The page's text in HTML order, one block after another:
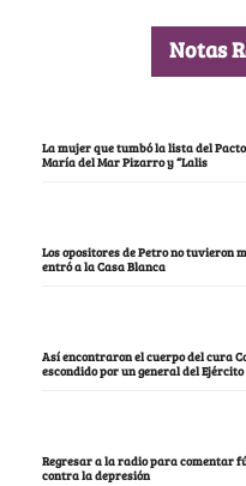
Notas
La mujer que tumbó la lista del
María del Mar Pizarro y “Lalis
Los opositores de Petro no tuvieron
entró a la Casa Blanca
Así encontraron el cuerpo del cura
escondido por un general del Ejército
Regresar a la radio para comentar
contra la depresión